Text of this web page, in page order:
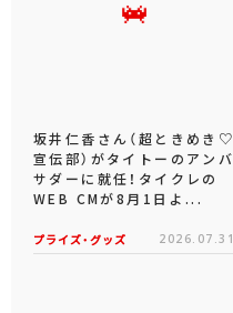
坂井仁香さん（超ときめき♡
宣伝部）がタイトーのアンバ
サダーに就任！タイクレの
WEB CMが8月1日よ...
プライズ・グッズ 2026.07.31